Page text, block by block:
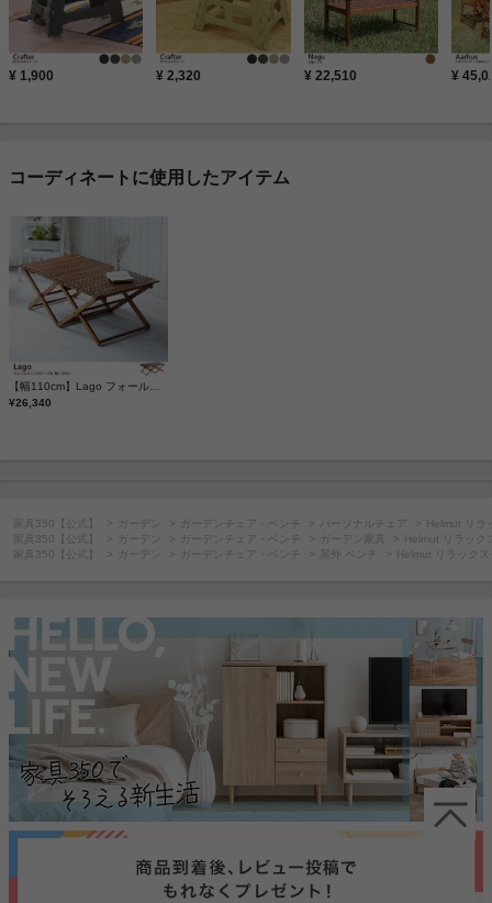
¥ 1,900 ¥ 2,320 ¥ 22,510 ¥
コーディネートに使用したアイテム
¥26,340
家具350【公式】 ガーデン ガーデンチェア・ベンチ パーソナルチェア
Helmut リラ
家具350【公式】
ガーデン ガーデンチェア・ベンチ ガーデン家具
Helmut リラック
家具350【公式】
ガーデン ガーデンチェア・ベンチ 屋外 ベンチ Helmut リラック